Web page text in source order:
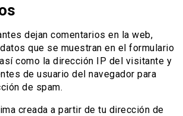
dejan comentarios en la web,
que se muestran en el formulario
como la dirección IP del visitante y
de usuario del navegador para
de spam.
creada a partir de tu dirección de